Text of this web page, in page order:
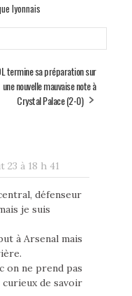
lyonnais
termine sa préparation sur
une nouvelle mauvaise note à
Crystal Palace (2-0)
23 à 18 h 41
défenseur
je suis
à Arsenal mais
on ne prend pas
de savoir